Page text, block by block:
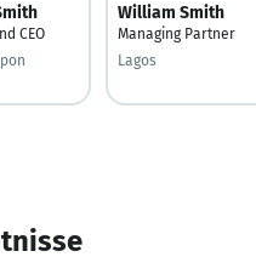
CEO
William Smith
Managing Partner
Lagos